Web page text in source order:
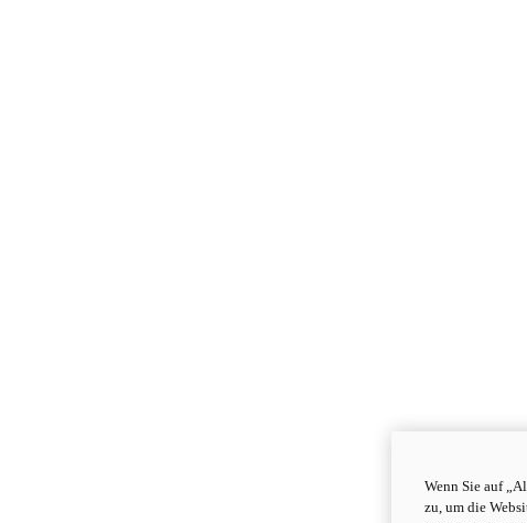
Wenn Sie auf
zu, um die